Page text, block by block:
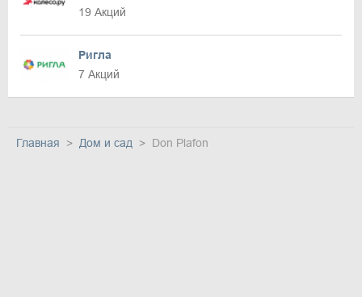
19 Акций
Ригла
7 Акций
Главная Дом и сад Don Plafon